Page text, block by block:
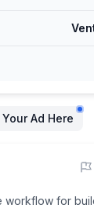
Your Ad Here
workflow for